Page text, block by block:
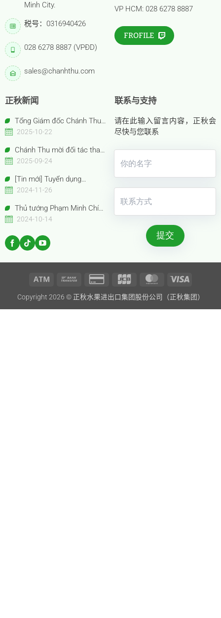
Minh City.
税号：0316940426
028 6278 8887 (VPĐD)
sales@chanhthu.com
VP HCM: 028 6278 8887
FROFILE
正秋新闻
Tổng Giám đốc Chánh Thu
Bến Tre – Bà Nguyễn Thị Hồng
nhân Việt Nam tiêu biểu –
Bông Hồng Vàng năm 2025”
2025-10-22
Chánh Thu mời đối tác tham
quan gian hàng Anuga 2025
2025-09-24
[Tin mới] Tuyển dụng
Chuyên viên Thu mua
2024-11-26
Thủ tướng Phạm Minh Chính
cùng Thủ tướng Trung Quốc Lý
Trưng bày Sản phẩm trái cây
đặc sắc Việt Nam
2024-10-14
联系与支持
请在此输入留言内容，正秋会
尽快与您联系
Transfer Card
2
Copyright 2026 © 正秋水果进出口集团股份公司（正秋集团）